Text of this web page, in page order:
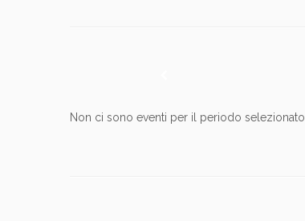
Non ci sono eventi per il periodo selezionato